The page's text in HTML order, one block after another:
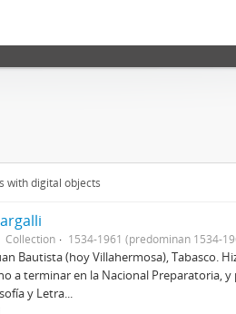
with digital objects
Collection 1534-1961 (predominan 1534-
Bautista (hoy Villahermosa), Tabasco.
a terminar en la Nacional Preparatoria,
y Letra...